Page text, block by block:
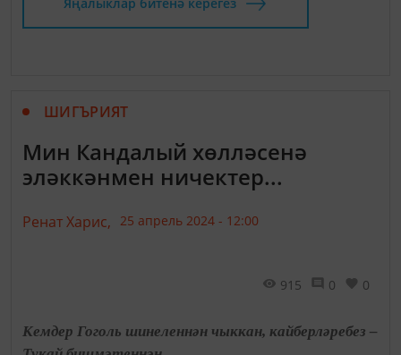
Яңалыклар битенә керегез
ШИГЪРИЯТ
Мин Кандалый хөлләсенә
эләккәнмен ничектер...
Ренат Харис, 25 апрель 2024 - 12:00
915 0 0
Кемдер Гоголь шинеленнән чыккан, кайберләребез –